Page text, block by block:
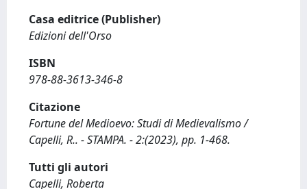
Casa editrice (Publisher)
Edizioni dell'Orso
ISBN
978-88-3613-346-8
Citazione
Fortune del Medioevo: Studi di Medievalismo /
Capelli, R.. - STAMPA. - 2:(2023), pp. 1-468.
Tutti gli autori
Capelli, Roberta